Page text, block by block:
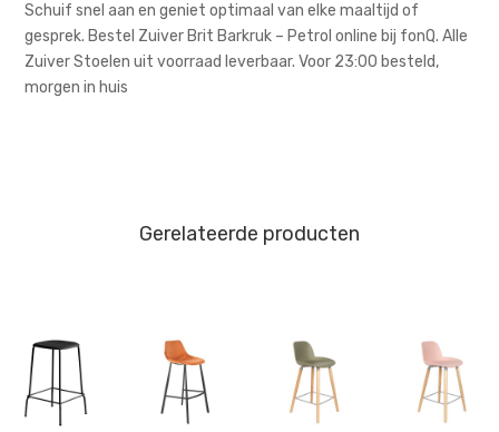
Schuif snel aan en geniet optimaal van elke maaltijd of
gesprek. Bestel Zuiver Brit Barkruk – Petrol online bij fonQ. Alle
Zuiver Stoelen uit voorraad leverbaar. Voor 23:00 besteld,
morgen in huis
Gerelateerde producten